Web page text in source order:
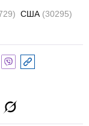
США (30295)